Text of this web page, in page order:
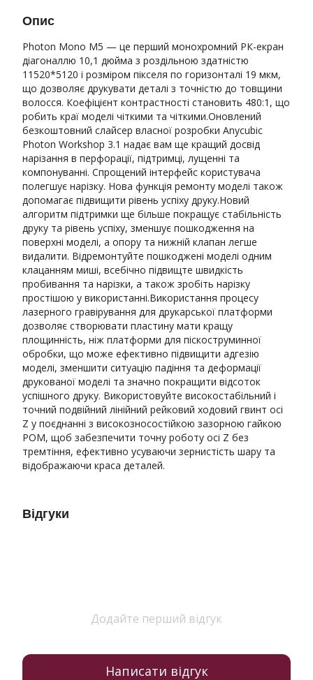
Опис
Photon Mono M5 — це перший монохромний РК-екран
діагоналлю 10,1 дюйма з роздільною здатністю
11520*5120 і розміром пікселя по горизонталі 19 мкм,
що дозволяє друкувати деталі з точністю до товщини
волосся. Коефіцієнт контрастності становить 480:1, що
робить краї моделі чіткими та чіткими.Оновлений
безкоштовний слайсер власної розробки Anycubic
Photon Workshop 3.1 надає вам ще кращий досвід
нарізання в перфорації, підтримці, лущенні та
компонуванні. Спрощений інтерфейс користувача
полегшує нарізку. Нова функція ремонту моделі також
допомагає підвищити рівень успіху друку.Новий
алгоритм підтримки ще більше покращує стабільність
друку та рівень успіху, зменшує пошкодження на
поверхні моделі, а опору та нижній клапан легше
видалити. Відремонтуйте пошкоджені моделі одним
клацанням миші, всебічно підвищте швидкість
пробивання та нарізки, а також зробіть нарізку
простішою у використанні.Використання процесу
лазерного гравірування для друкарської платформи
дозволяє створювати пластину мати кращу
площинність, ніж платформи для піскоструминної
обробки, що може ефективно підвищити адгезію
моделі, зменшити ситуацію падіння та деформації
друкованої моделі та значно покращити відсоток
успішного друку. Використовуйте високостабільний і
точний подвійний лінійний рейковий ходовий гвинт осі
Z у поєднанні з високозносостійкою зазорною гайкою
POM, щоб забезпечити точну роботу осі Z без
тремтіння, ефективно усуваючи зернистість шару та
відображаючи краса деталей.
Відгуки
Додайте перший відгук
Написати відгук